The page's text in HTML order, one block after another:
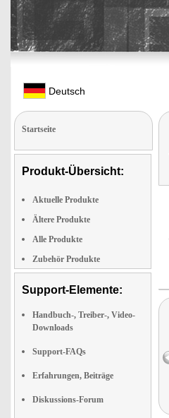
Deutsch
Startseite
Produkt-Übersicht:
Aktuelle Produkte
Ältere Produkte
Alle Produkte
Zubehör Produkte
Support-Elemente:
Handbuch-, Treiber-, Video-
Downloads
Support-FAQs
Erfahrungen, Beiträge
Diskussions-Forum